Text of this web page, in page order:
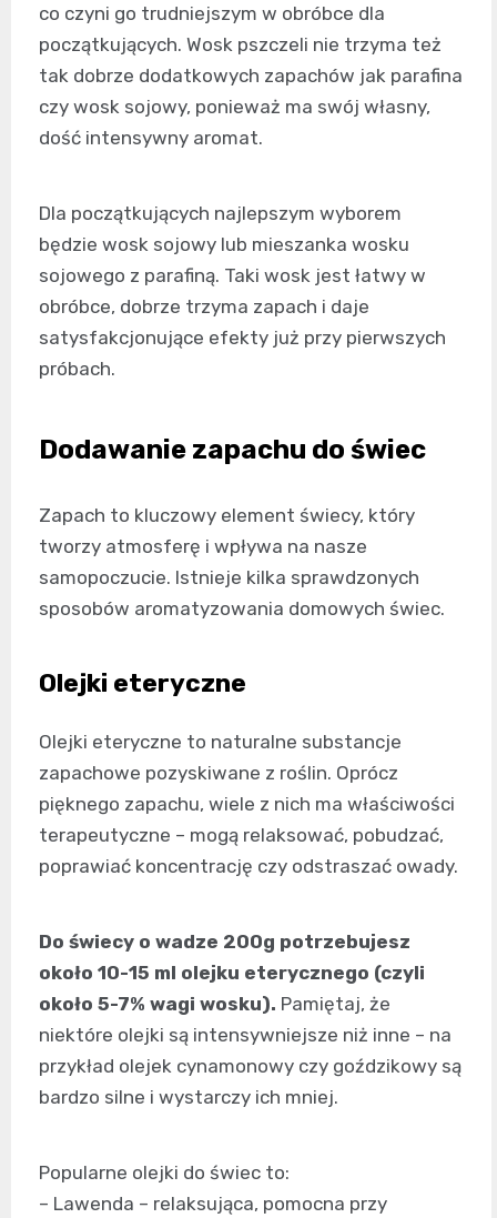
co czyni go trudniejszym w obróbce dla
początkujących. Wosk pszczeli nie trzyma też
tak dobrze dodatkowych zapachów jak parafina
czy wosk sojowy, ponieważ ma swój własny,
dość intensywny aromat.
Dla początkujących najlepszym wyborem
będzie wosk sojowy lub mieszanka wosku
sojowego z parafiną. Taki wosk jest łatwy w
obróbce, dobrze trzyma zapach i daje
satysfakcjonujące efekty już przy pierwszych
próbach.
Dodawanie zapachu do świec
Zapach to kluczowy element świecy, który
tworzy atmosferę i wpływa na nasze
samopoczucie. Istnieje kilka sprawdzonych
sposobów aromatyzowania domowych świec.
Olejki eteryczne
Olejki eteryczne to naturalne substancje
zapachowe pozyskiwane z roślin. Oprócz
pięknego zapachu, wiele z nich ma właściwości
terapeutyczne – mogą relaksować, pobudzać,
poprawiać koncentrację czy odstraszać owady.
Do świecy o wadze 200g potrzebujesz
około 10-15 ml olejku eterycznego (czyli
około 5-7% wagi wosku). Pamiętaj, że
niektóre olejki są intensywniejsze niż inne – na
przykład olejek cynamonowy czy goździkowy są
bardzo silne i wystarczy ich mniej.
Popularne olejki do świec to:
– Lawenda – relaksująca, pomocna przy